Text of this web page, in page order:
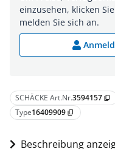
SCHÄCKE Art.Nr.3594157 content_copy
Type16409909 content_copy
Beschreibung
einzusehen, klicken
melden Sie sich an.